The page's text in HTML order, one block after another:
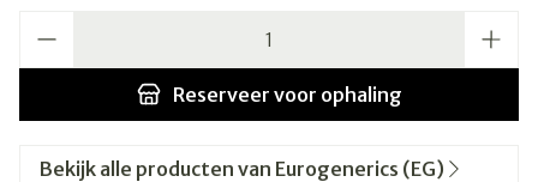
Reserveer voor ophaling
Bekijk alle producten van Eurogenerics (EG)